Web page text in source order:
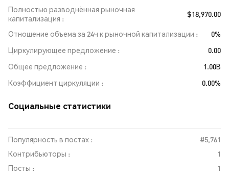
Полностью разводнённая рыночная
капитализация
$18,970.00
Отношение объема за 24ч к рыночной капитализации
0%
Циркулирующее предложение
0.00
Общее предложение
1.00B
Коэффициент циркуляции
0.00%
Социальные статистики
Популярность в постах :
#5,761
Контрибьюторы :
1
Посты :
1